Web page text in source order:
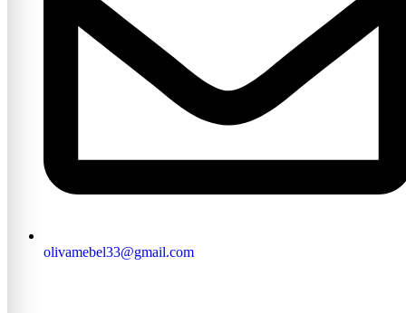
olivamebel33@gmail.com